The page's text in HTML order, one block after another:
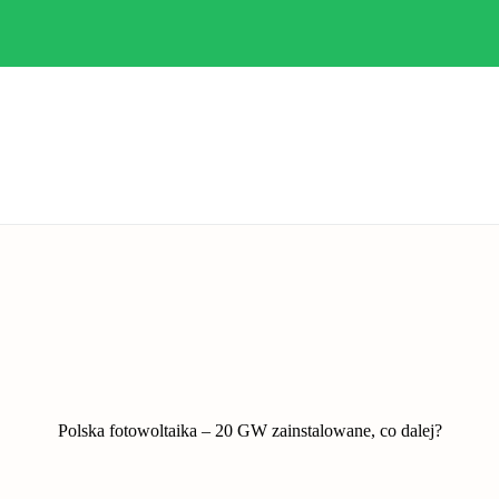
Polska fotowoltaika – 20 GW zainstalowane, co dalej?